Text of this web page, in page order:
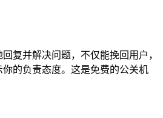
复并解决问题，不仅能挽回用户，
的负责态度。这是免费的公关机